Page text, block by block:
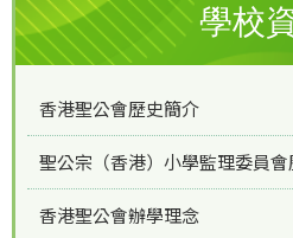
學校
香港聖公會歷史簡介
聖公宗（香港）小學監理委員
香港聖公會辦學理念